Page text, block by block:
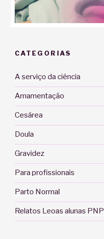
CATEGORIAS
A serviço da ciência
Amamentação
Cesárea
Doula
Gravidez
Para profissionais
Parto Normal
Relatos Leoas alunas PNP